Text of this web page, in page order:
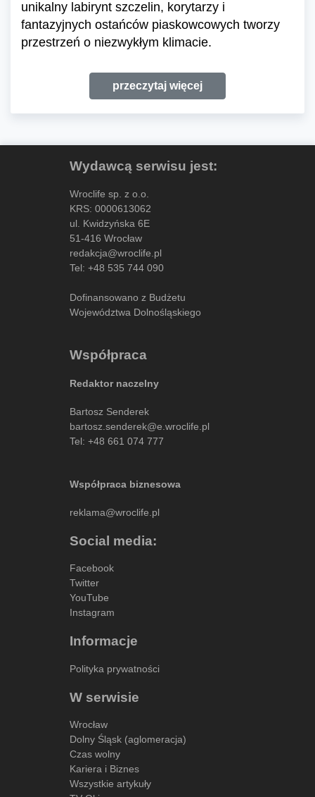
unikalny labirynt szczelin, korytarzy i
fantazyjnych ostańców piaskowcowych tworzy
przestrzeń o niezwykłym klimacie.
przeczytaj więcej
Wydawcą serwisu jest:
Wroclife sp. z o.o.
KRS: 0000613062
ul. Kwidzyńska 6E
51-416 Wrocław
redakcja@wroclife.pl
Tel: +48 535 744 090
Dofinansowano z Budżetu
Województwa Dolnośląskiego
Współpraca
Redaktor naczelny
Bartosz Senderek
bartosz.senderek@e.wroclife.pl
Tel: +48 661 074 777
Współpraca biznesowa
reklama@wroclife.pl
Social media:
Facebook
Twitter
YouTube
Instagram
Informacje
Polityka prywatności
W serwisie
Wrocław
Dolny Śląsk (aglomeracja)
Czas wolny
Kariera i Biznes
Wszystkie artykuły